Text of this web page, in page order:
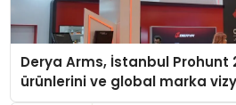
Derya Arms, İstanbul Prohunt
ürünlerini ve global marka